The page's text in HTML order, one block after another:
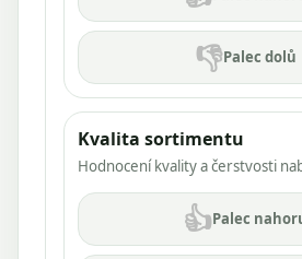
👎Palec dolů
Kvalita sortimentu
Hodnocení kvality a čerstvosti
👍Palec